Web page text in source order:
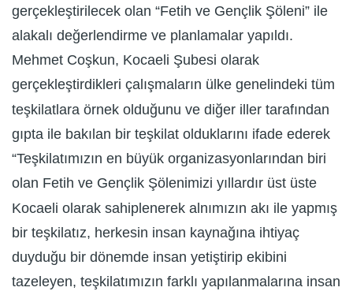
gerçekleştirilecek olan “Fetih ve Gençlik Şöleni” ile
alakalı değerlendirme ve planlamalar yapıldı.
Mehmet Coşkun, Kocaeli Şubesi olarak
gerçekleştirdikleri çalışmaların ülke genelindeki tüm
teşkilatlara örnek olduğunu ve diğer iller tarafından
gıpta ile bakılan bir teşkilat olduklarını ifade ederek
“Teşkilatımızın en büyük organizasyonlarından biri
olan Fetih ve Gençlik Şölenimizi yıllardır üst üste
Kocaeli olarak sahiplenerek alnımızın akı ile yapmış
bir teşkilatız, herkesin insan kaynağına ihtiyaç
duyduğu bir dönemde insan yetiştirip ekibini
tazeleyen, teşkilatımızın farklı yapılanmalarına insan